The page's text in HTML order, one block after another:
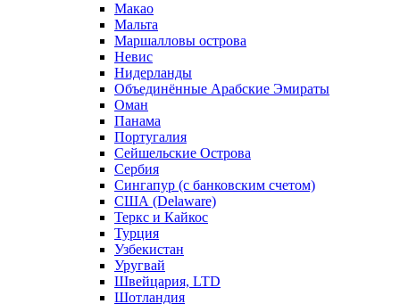
Макао
Мальта
Маршалловы острова
Нeвис
Нидерланды
Объединённые Арабские Эмираты
Оман
Панама
Португалия
Сейшельские Острова
Сербия
Сингапур (c банковским счетом)
США (Delaware)
Теркс и Кайкос
Турция
Узбекистан
Уругвай
Швейцария, LTD
Шотландия